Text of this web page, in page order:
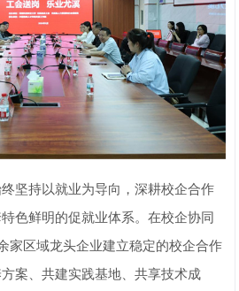
持以就业为导向，深耕校企合作
色鲜明的促就业体系。在校企协同
家区域龙头企业建立稳定的校企合作
案、共建实践基地、共享技术成